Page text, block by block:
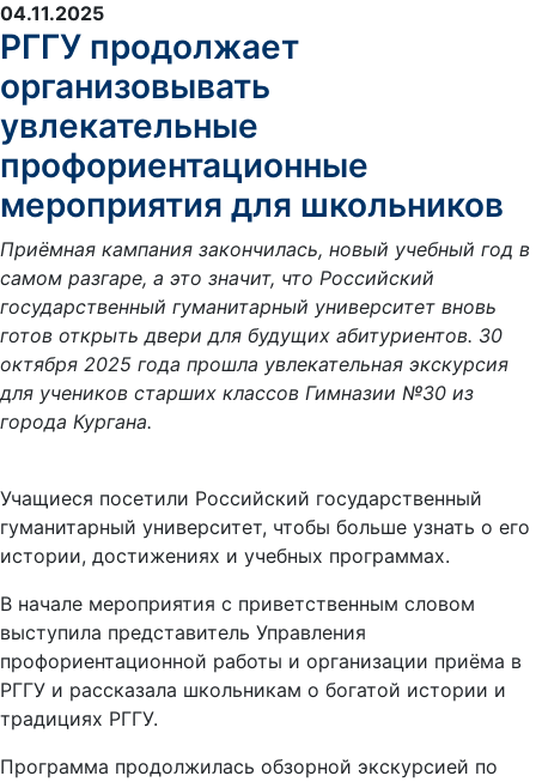
04.11.2025
РГГУ продолжает
организовывать
увлекательные
профориентационные
мероприятия для школьников
Приёмная кампания закончилась, новый учебный год в
самом разгаре, а это значит, что Российский
государственный гуманитарный университет вновь
готов открыть двери для будущих абитуриентов. 30
октября 2025 года прошла увлекательная экскурсия
для учеников старших классов Гимназии №30 из
города Кургана.
Учащиеся посетили Российский государственный
гуманитарный университет, чтобы больше узнать о его
истории, достижениях и учебных программах.
В начале мероприятия с приветственным словом
выступила представитель Управления
профориентационной работы и организации приёма в
РГГУ и рассказала школьникам о богатой истории и
традициях РГГУ.
Программа продолжилась обзорной экскурсией по